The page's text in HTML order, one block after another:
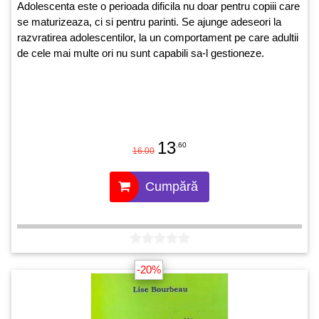
Adolescenta este o perioada dificila nu doar pentru copiii care
se maturizeaza, ci si pentru parinti. Se ajunge adeseori la
razvratirea adolescentilor, la un comportament pe care adultii
de cele mai multe ori nu sunt capabili sa-l gestioneze.
16.00 13 .60
Cumpără
-20%